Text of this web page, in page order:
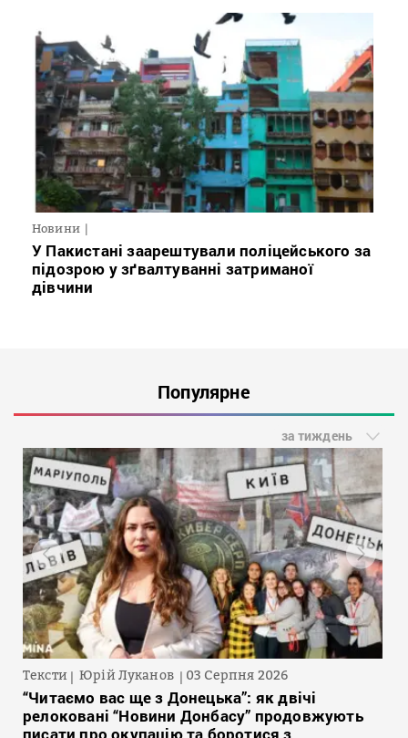
Новини
У Пакистані заарештували поліцейського за
підозрою у зґвалтуванні затриманої
дівчини
Популярне
за тиждень
Тексти Юрій Луканов 03 Серпня 2026
“Читаємо вас ще з Донецька”: як двічі
релоковані “Новини Донбасу” продовжують